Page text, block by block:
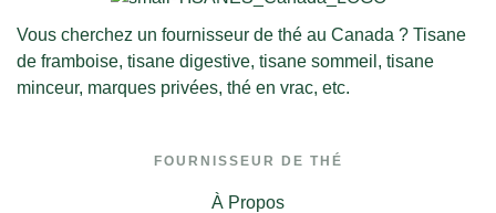
Vous cherchez un fournisseur de thé au Canada ? Tisane
de framboise, tisane digestive, tisane sommeil, tisane
minceur, marques privées, thé en vrac, etc.
FOURNISSEUR DE THÉ
À Propos